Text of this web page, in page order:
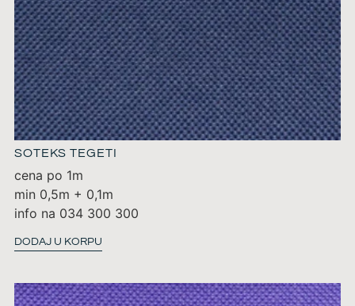
SOTEKS TEGETI
cena po 1m
min 0,5m + 0,1m
info na 034 300 300
DODAJ U KORPU